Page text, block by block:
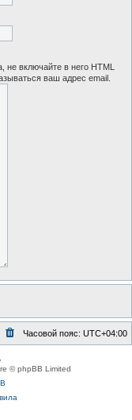
не включайте в него HTML
ваш адрес email.
Часовой пояс: UTC+04:00
© phpBB Limited